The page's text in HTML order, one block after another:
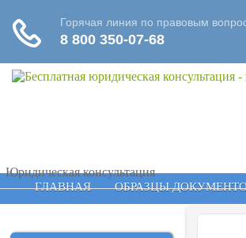
ГЛАВНАЯ ОБРАЗЦЫ
Юридическая консультация